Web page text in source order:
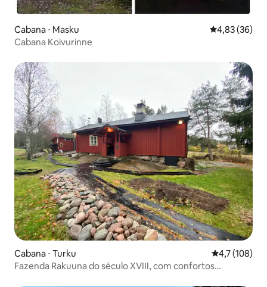
Cabana ⋅ Masku 4,83 de uma
4,83 (36)
Cabana Koivurinne
Cabana ⋅ Turku 4,7 de uma
4,7 (108)
Fazenda Rakuuna do século XVIII, com confortos